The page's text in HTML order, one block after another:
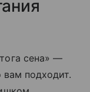
сена» —
вам подходит.